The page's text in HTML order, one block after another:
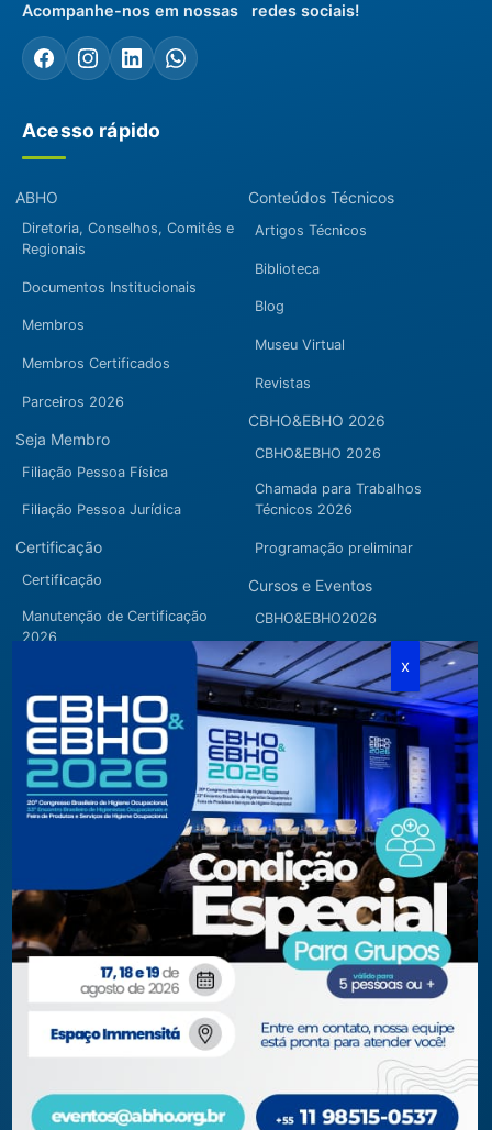
Acompanhe-nos em nossas redes sociais!
Acesso rápido
ABHO
Diretoria, Conselhos, Comitês e
Regionais
Documentos Institucionais
Membros
Membros Certificados
Parceiros 2026
Seja Membro
Filiação Pessoa Física
Filiação Pessoa Jurídica
Certificação
Certificação
Manutenção de Certificação
2026
Conteúdos Técnicos
Artigos Técnicos
Biblioteca
Blog
Museu Virtual
Revistas
CBHO&EBHO 2026
CBHO&EBHO 2026
Chamada para Trabalhos
Técnicos 2026
Programação preliminar
Cursos e Eventos
CBHO&EBHO2026
Cursos Modulares
Eventos Apoiados
Eventos Regionais
Loja
Fone/Fax:
+ 55 11 3081.5909 / 3081.1709
secretaria@abho.org.br
Rua Cardoso de Almeida, 167 CJ 121
WhatsApp: (11) 93938-9842